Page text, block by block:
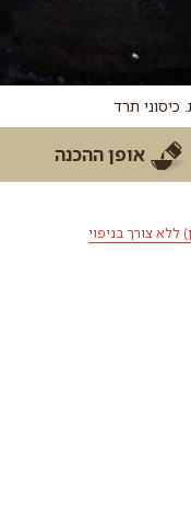
תרד
אופן ההכנה
ללא צורך בניפוי